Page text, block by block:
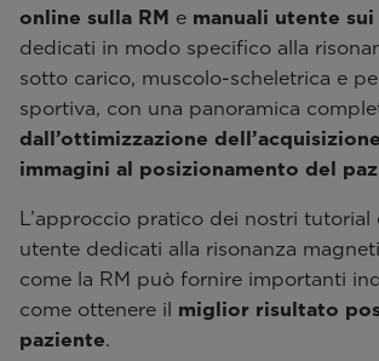
online sulla RM e manuali utente
dedicati in modo specifico alla
sotto carico, muscolo-scheletrica e
sportiva, con una panoramica
dall’ottimizzazione
immagini al posizionamento del
L’approccio pratico dei nostri tutorial
utente dedicati alla risonanza
come la RM può fornire importanti
come ottenere il miglior risultato
paziente.